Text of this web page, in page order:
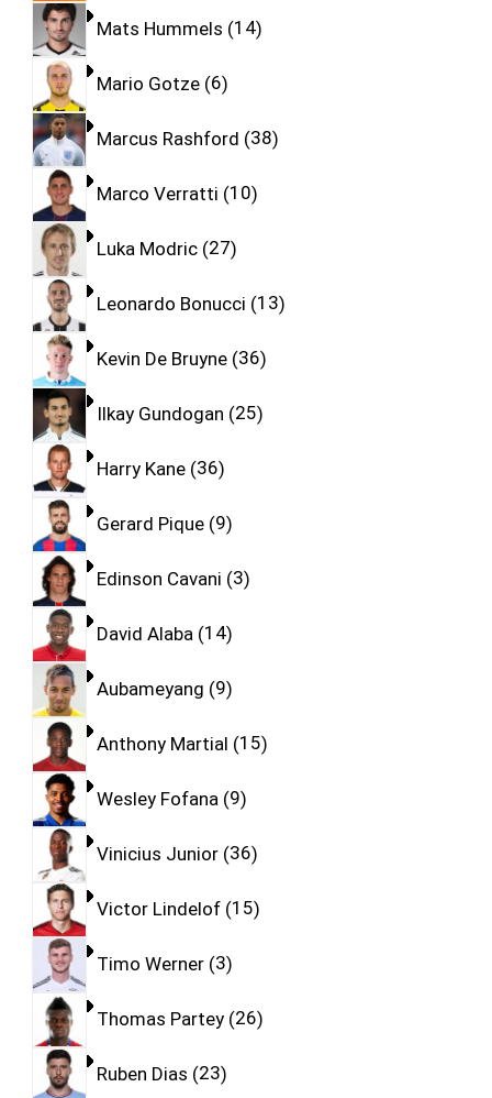
Mats Hummels 14
Mario Gotze 6
Marcus Rashford 38
Marco Verratti 10
Luka Modric 27
Leonardo Bonucci 13
Kevin De Bruyne 36
Ilkay Gundogan 25
Harry Kane 36
Gerard Pique 9
Edinson Cavani 3
David Alaba 14
Aubameyang 9
Anthony Martial 15
Wesley Fofana 9
Vinicius Junior 36
Victor Lindelof 15
Timo Werner 3
Thomas Partey 26
Ruben Dias 23